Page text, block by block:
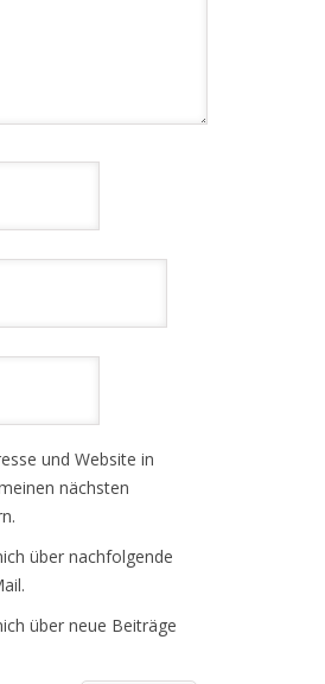
und Website in
nächsten
über nachfolgende
über neue Beiträge